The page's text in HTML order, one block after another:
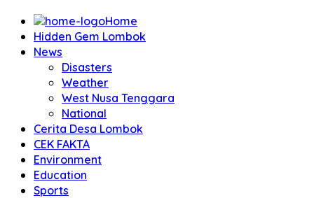
Home
Hidden Gem Lombok
News
Disasters
Weather
West Nusa Tenggara
National
Cerita Desa Lombok
CEK FAKTA
Environment
Education
Sports